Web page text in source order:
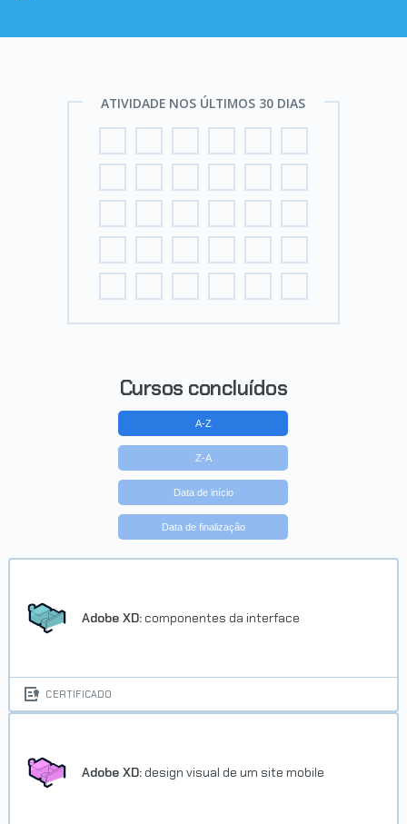
ATIVIDADE NOS ÚLTIMOS 30 DIAS
Cursos concluídos
A-Z
Z-A
Data de início
Data de finalização
Adobe XD: componentes da interface
CERTIFICADO
Adobe XD: design visual de um site mobile